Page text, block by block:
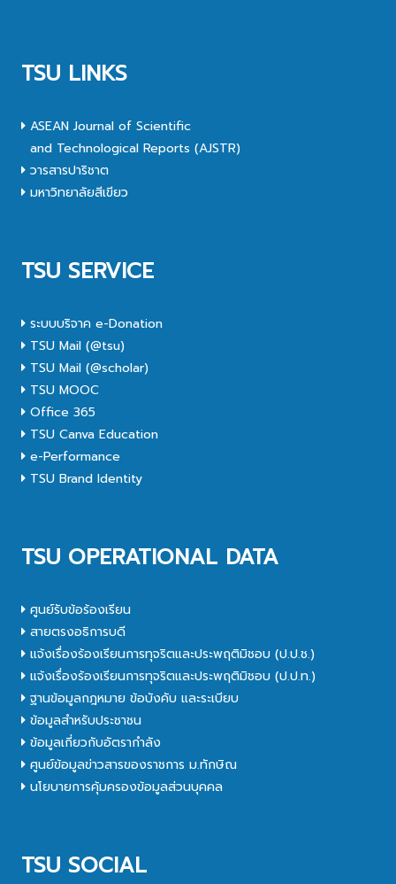
TSU LINKS
ASEAN Journal of Scientific
and Technological Reports (AJSTR)
วารสารปาริชาต
มหาวิทยาลัยสีเขียว
TSU SERVICE
ระบบบริจาค e-Donation
TSU Mail (@tsu)
TSU Mail (@scholar)
TSU MOOC
Office 365
TSU Canva Education
e-Performance
TSU Brand Identity
TSU OPERATIONAL DATA
ศูนย์รับข้อร้องเรียน
สายตรงอธิการบดี
แจ้งเรื่องร้องเรียนการทุจริตและประพฤติมิชอบ (ป.ป.ช.)
แจ้งเรื่องร้องเรียนการทุจริตและประพฤติมิชอบ (ป.ป.ท.)
ฐานข้อมูลกฎหมาย ข้อบังคับ และระเบียบ
ข้อมูลสำหรับประชาชน
ข้อมูลเกี่ยวกับอัตรากำลัง
ศูนย์ข้อมูลข่าวสารของราชการ ม.ทักษิณ
นโยบายการคุ้มครองข้อมูลส่วนบุคคล
TSU SOCIAL